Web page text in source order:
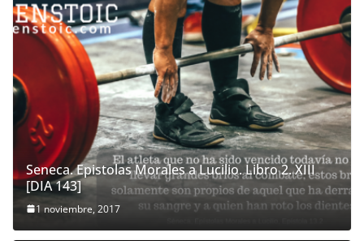
Seneca. Epistolas Morales a Lucilio. Libro 2. XIII
[DIA 143]
1 noviembre, 2017